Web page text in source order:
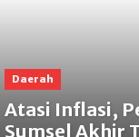
Daerah
Atasi Inflasi,
Sumsel Akhir